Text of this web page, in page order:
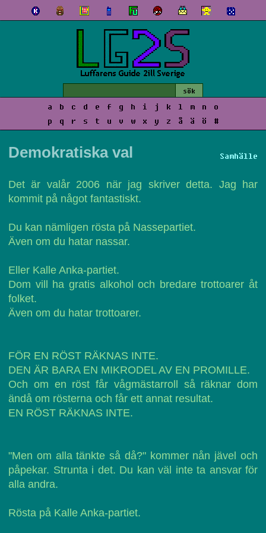
a b c d e f g h i j k l m n
o
p
q r s t u v w x y z å ä ö #
Samhälle
Demokratiska val
Det är valår 2006 när jag skriver detta. Jag har
kommit på något fantastiskt.
Du kan nämligen rösta på Nassepartiet.
Även om du hatar nassar.
Eller Kalle Anka-partiet.
Dom vill ha gratis alkohol och bredare trottoarer åt
folket.
Även om du hatar trottoarer.
FÖR EN RÖST RÄKNAS INTE.
DEN ÄR BARA EN MIKRODEL AV EN PROMILLE.
Och om en röst får vågmästarroll så räknar dom
ändå om rösterna och får ett annat resultat.
EN RÖST RÄKNAS INTE.
"Men om alla tänkte så då?" kommer nån jävel och
påpekar. Strunta i det. Du kan väl inte ta ansvar för
alla andra.
Rösta på Kalle Anka-partiet.